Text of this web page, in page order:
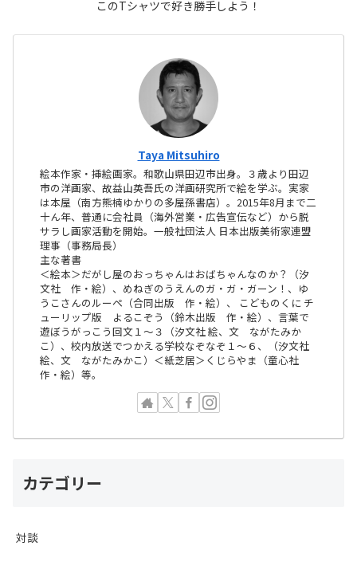
このTシャツで好き勝手しよう！
Taya Mitsuhiro
絵本作家・挿絵画家。和歌山県田辺市出身。３歳より田辺
市の洋画家、故益山英吾氏の洋画研究所で絵を学ぶ。実家
は本屋（南方熊楠ゆかりの多屋孫書店）。2015年8月まで二
十ん年、普通に会社員（海外営業・広告宣伝など）から脱
サラし画家活動を開始。一般社団法人 日本出版美術家連盟
理事（事務局長）
主な著書
＜絵本＞だがし屋のおっちゃんはおばちゃんなのか？（汐
文社 作・絵）、めねぎのうえんのガ・ガ・ガーン！、ゆ
うこさんのルーペ（合同出版 作・絵）、 こどものくに チ
ューリップ版 よるこぞう（鈴木出版 作・絵）、言葉で
遊ぼうがっこう回文１〜３（汐文社 絵、文 ながたみか
こ）、校内放送でつかえる学校なぞなぞ１〜６、（汐文社
絵、文 ながたみかこ）＜紙芝居＞くじらやま（童心社
作・絵）等。
カテゴリー
対談